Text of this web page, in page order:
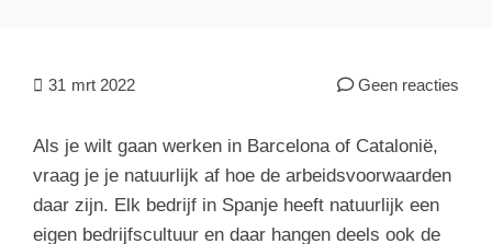
31 mrt 2022 Geen reacties
Als je wilt gaan werken in Barcelona of Catalonië,
vraag je je natuurlijk af hoe de arbeidsvoorwaarden
daar zijn. Elk bedrijf in Spanje heeft natuurlijk een
eigen bedrijfscultuur en daar hangen deels ook de